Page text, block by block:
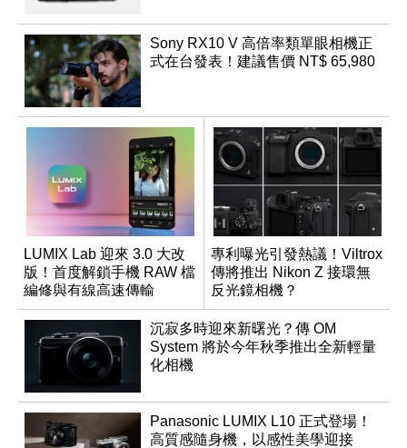
Sony RX10 V 高倍率類單眼相機正
式在台發表！建議售價 NT$ 65,980
LUMIX Lab 迎來 3.0 大改
版！首度解鎖手機 RAW 檔
編修與有線高速傳輸
專利曝光引發熱議！Viltrox
傳將推出 Nikon Z 接環無
反光鏡相機？
沉寂多時迎來新曙光？傳 OM
System 將於今年秋季推出全新輕量
化相機
Panasonic LUMIX L10 正式登場！
高質感隨身機，以感性美學迎接